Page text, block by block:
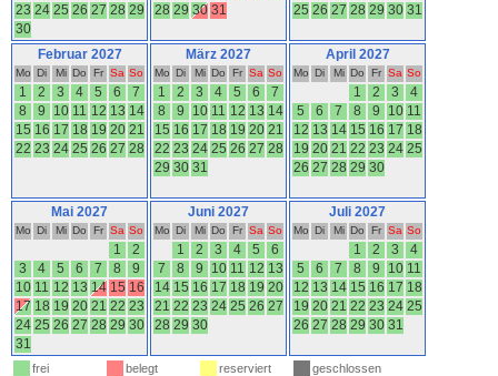
23 24 25 26 27 28 29
30
28 29 30 31
25 26 27 28 29 30 31
Februar 2027
Mo Di Mi Do Fr Sa So
1 2 3 4 5 6
7
8
9 10 11 12 13 14
15 16 17 18 19 20 21
22 23 24 25 26 27 28
März 2027
Mo Di Mi Do Fr Sa So
1 2 3 4 5 6
7
8
9 10 11 12 13 14
15 16 17 18 19 20 21
22 23 24 25 26 27 28
29 30 31
April 2027
Mo Di Mi Do Fr Sa So
1 2 3
4
5
6 7 8 9 10 11
12 13 14 15 16 17 18
19 20 21 22 23 24 25
26 27 28 29 30
Mai 2027
Mo Di Mi Do Fr Sa So
1
2
3
4 5 6 7 8
9
10 11 12 13 14 15 16
17 18 19 20 21 22 23
24 25 26 27 28 29 30
31
Juni 2027
Mo Di Mi Do Fr Sa So
1 2 3 4 5
6
7
8 9 10 11 12 13
14 15 16 17 18 19 20
21 22 23 24 25 26 27
28 29 30
Juli 2027
Mo Di Mi Do Fr Sa So
1 2 3
4
5
6 7 8 9 10 11
12 13 14 15 16 17 18
19 20 21 22 23 24 25
26 27 28 29 30 31
frei belegt reserviert geschlossen